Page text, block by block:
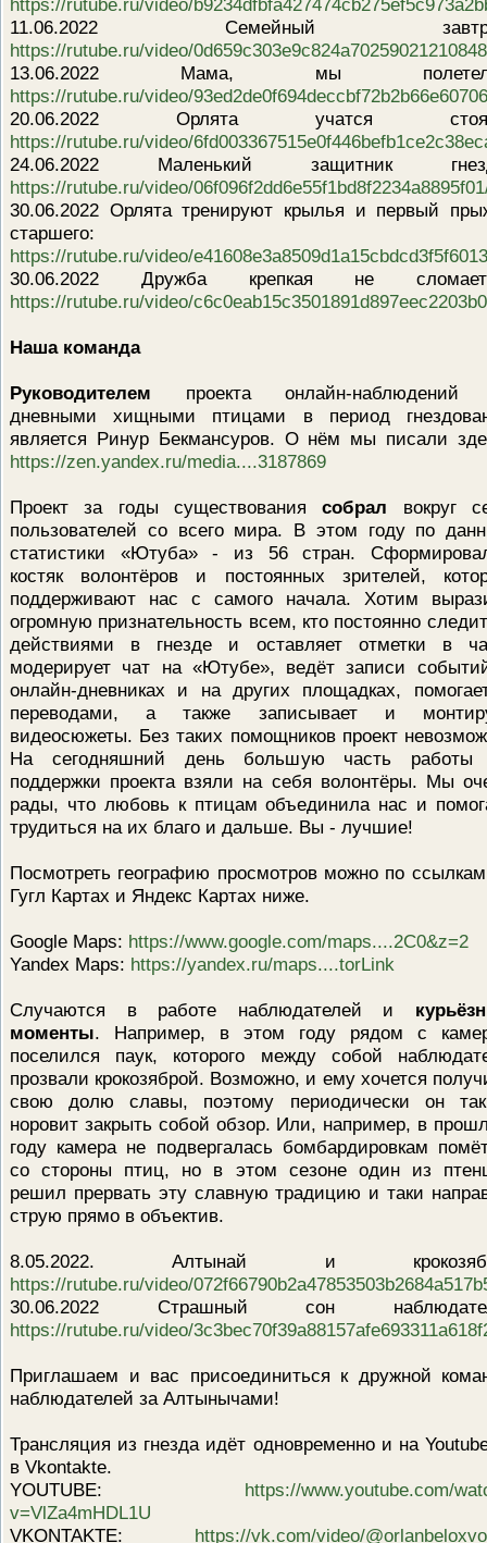
11.06.2022 Семейный
https://rutube.ru/video/
13.06.2022 Мама, мы
https://rutube.ru/video/
20.06.2022 Орлята учатся
https://rutube.ru/video/
24.06.2022 Маленький защитник
https://rutube.ru/video/
30.06.2022 Орлята тренируют крылья и первый
старшего:
https://rutube.ru/video/
30.06.2022 Дружба крепкая не
https://rutube.ru/video/
Наша команда
Руководителем проекта онлайн-наблюдений
дневными хищными птицами в период
является Ринур Бекмансуров. О нём мы писали
https://zen.yandex.ru/media....3187869
Проект за годы существованиясобрал вокруг
пользователей со всего мира. В этом году по
статистики «Ютуба» - из 56 стран.
костяк волонтёров и постоянных зрителей,
поддерживают нас с самого начала. Хотим
огромную признательность всем, кто постоянно
действиями в гнезде и оставляет отметки в
модерирует чат на «Ютубе», ведёт записи
онлайн-дневниках и на других площадках,
переводами, а также записывает и
видеосюжеты. Без таких помощников проект
На сегодняшний день большую часть работы
поддержки проекта взяли на себя волонтёры. Мы
рады, что любовь к птицам объединила нас и
трудиться на их благо и дальше. Вы - лучшие!
Посмотреть географию просмотров можно по
Гугл Картах и Яндекс Картах ниже.
Google Maps: https://www.google.com/maps....2C0&z=2
Yandex Maps: https://yandex.ru/maps....torLink
Случаются в работе наблюдателей и
моменты. Например, в этом году рядом с
поселился паук, которого между собой
прозвали крокозяброй. Возможно, и ему хочется
свою долю славы, поэтому периодически он
норовит закрыть собой обзор. Или, например, в
году камера не подвергалась бомбардировкам
со стороны птиц, но в этом сезоне один из
решил прервать эту славную традицию и таки
струю прямо в объектив.
8.05.2022. Алтынай и
https://rutube.ru/video/
30.06.2022 Страшный сон
https://rutube.ru/video/
Приглашаем и вас присоединиться к дружной
наблюдателей за Алтынычами!
Трансляция из гнезда идёт одновременно и на
в Vkontakte.
YOUTUBE: https://www.youtube.com/
v=VlZa4mHDL1U
VKONTAKTE: https://vk.com/video/